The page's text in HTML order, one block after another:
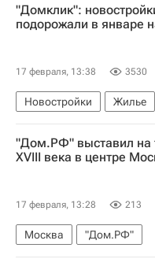
"Домклик":
подорожали в январе
17 февраля, 13:38 3530
Новостройки Жилье
Сбербанк России
"Дом.РФ" выставил на
XVIII века в центре
17 февраля, 13:28 213
Москва "Дом.РФ"